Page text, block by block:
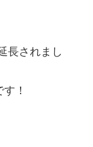
長されまし
！